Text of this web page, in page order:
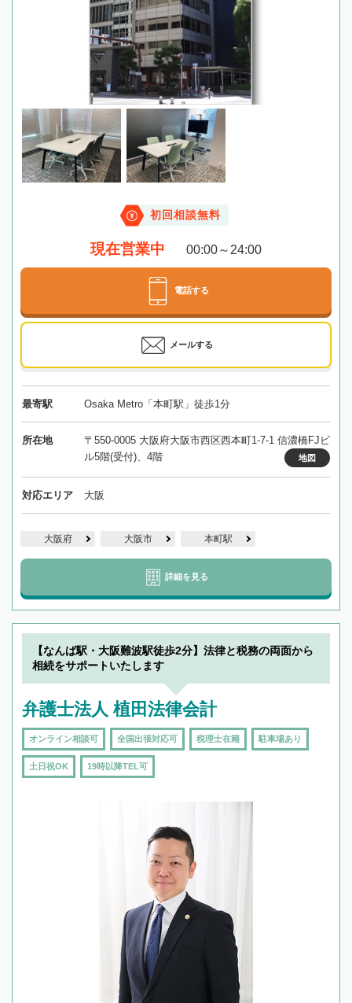
初回相談無料
現在営業中 00:00～24:00
電話する
メールする
最寄駅 Osaka Metro「本町駅」徒歩1分
所在地
〒550-0005 大阪府大阪市西区西本町1-7-1 信濃橋FJビ
ル5階(受付)、4階
地図
対応エリア 大阪
大阪府 大阪市 本町駅
詳細を見る
【なんば駅・大阪難波駅徒歩2分】法律と税務の両面から
相続をサポートいたします
弁護士法人 植田法律会計
オンライン相談可 全国出張対応可 税理士在籍 駐車場あり
土日祝OK 19時以降TEL可